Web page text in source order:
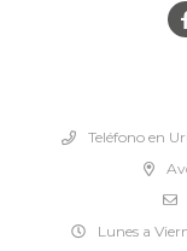
Teléfono en
Lunes a